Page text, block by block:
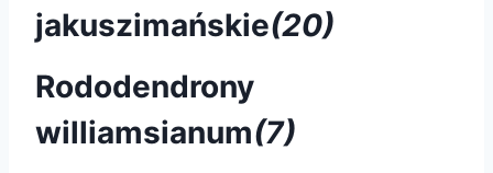
jakuszimańskie(20)
Rododendrony
williamsianum(7)